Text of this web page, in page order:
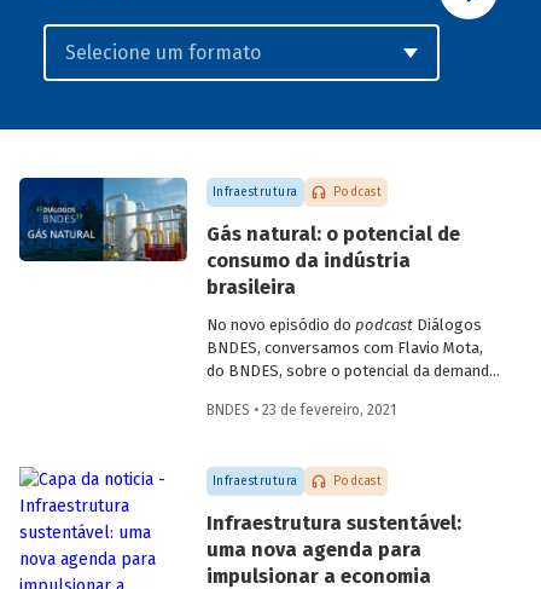
Infraestrutura Podcast
Gás natural: o potencial de
consumo da indústria
brasileira
No novo episódio do podcastDiálogos
BNDES, conversamos com Flavio Mota,
do BNDES, sobre o potencial da demanda
conversa passa pela indústria química,
diretora de Economia e Estatística da
Abiquim, e pela siderurgia, com
participação de José Carlos D’Abreu,
conselheiro da ABM e professor emérito
da PUC-Rio e do IME, e Marco Polo de
Mello Lopes, presidente-executivo do
BNDES • 23 de fevereiro, 2021
Infraestrutura Podcast
Infraestrutura sustentável:
uma nova agenda para
impulsionar a economia